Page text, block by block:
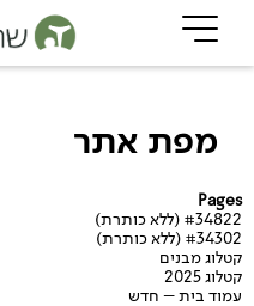
מפת אתר
Pages
#34822 (ללא כותרת)
#34302 (ללא כותרת)
קטלוג מבנים
קטלוג 2025
עמוד בית – חדש